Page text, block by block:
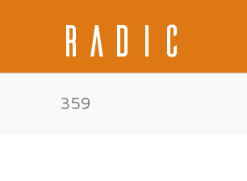
359